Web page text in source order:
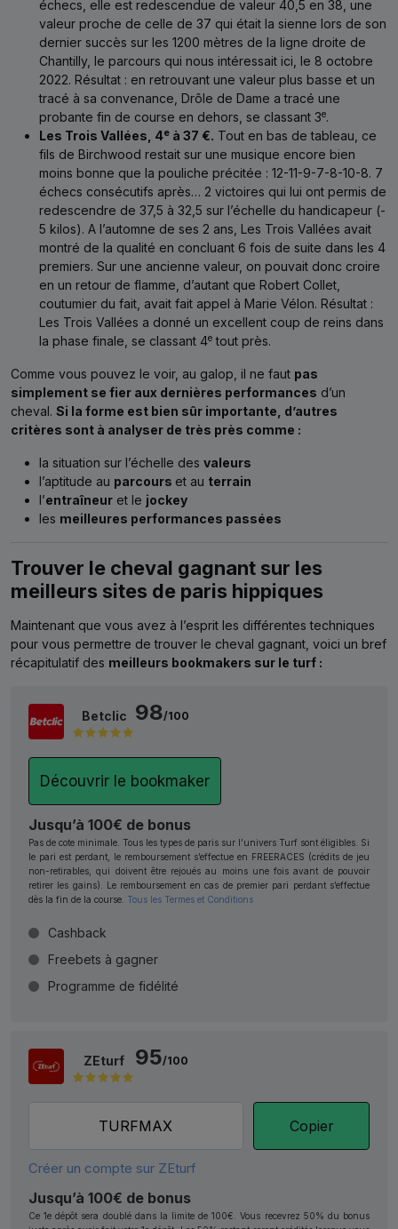
échecs, elle est redescendue de valeur 40,5 en 38, une
valeur proche de celle de 37 qui était la sienne lors de son
dernier succès sur les 1200 mètres de la ligne droite de
Chantilly, le parcours qui nous intéressait ici, le 8 octobre
2022. Résultat : en retrouvant une valeur plus basse et un
tracé à sa convenance, Drôle de Dame a tracé une
probante fin de course en dehors, se classant 3e.
Les Trois Vallées, 4e à 37 €. Tout en bas de tableau, ce
fils de Birchwood restait sur une musique encore bien
moins bonne que la pouliche précitée : 12-11-9-7-8-10-8. 7
échecs consécutifs après… 2 victoires qui lui ont permis de
redescendre de 37,5 à 32,5 sur l’échelle du handicapeur (-
5 kilos). A l’automne de ses 2 ans, Les Trois Vallées avait
montré de la qualité en concluant 6 fois de suite dans les 4
premiers. Sur une ancienne valeur, on pouvait donc croire
en un retour de flamme, d’autant que Robert Collet,
coutumier du fait, avait fait appel à Marie Vélon. Résultat :
Les Trois Vallées a donné un excellent coup de reins dans
la phase finale, se classant 4e tout près.
Comme vous pouvez le voir, au galop, il ne faut pas
simplement se fier aux dernières performances d’un
cheval. Si la forme est bien sûr importante, d’autres
critères sont à analyser de très près comme :
la situation sur l’échelle des valeurs
l’aptitude au parcours et au terrain
l’entraîneur et le jockey
les meilleures performances passées
Trouver le cheval gagnant sur les
meilleurs sites de paris hippiques
Maintenant que vous avez à l’esprit les différentes techniques
pour vous permettre de trouver le cheval gagnant, voici un bref
récapitulatif des meilleurs bookmakers sur le turf :
Betclic 98/100
Découvrir le bookmaker
Jusqu’à 100€ de bonus
Pas de cote minimale. Tous les types de paris sur l’univers Turf sont éligibles. Si
le pari est perdant, le remboursement s’effectue en FREERACES (crédits de jeu
non-retirables, qui doivent être rejoués au moins une fois avant de pouvoir
retirer les gains). Le remboursement en cas de premier pari perdant s’effectue
dès la fin de la course. Tous les Termes et Conditions
Cashback
Freebets à gagner
Programme de fidélité
ZEturf 95/100
Copier
Créer un compte sur ZEturf
Jusqu’à 100€ de bonus
Ce 1e dépôt sera doublé dans la limite de 100€. Vous recevrez 50% du bonus